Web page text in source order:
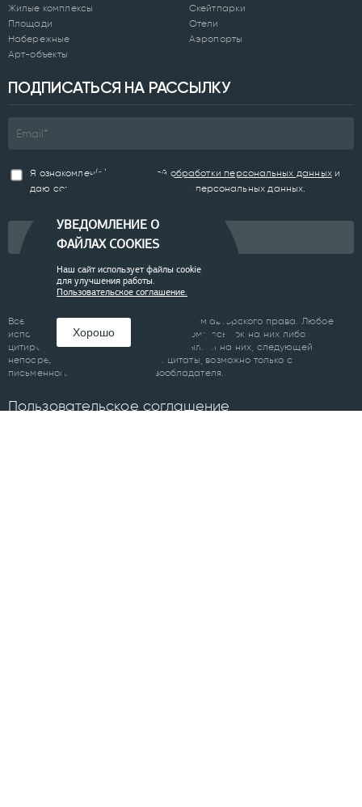
Жилые комплексы
Площади
Набережные
Арт-объекты
Скейтпарки
Отели
Аэропорты
ПОДПИСАТЬСЯ НА РАССЫЛКУ
Я ознакомлен(а) с Политикой обработки персональных данныхи
даю согласие на обработку моих персональных данных.
Подписаться
Все материалы сайта являются объектом авторского права. Любое
использование материалов сайта, кроме ссылок на них либо
цитирование с обязательной гиперссылкой на них, следующей
непосредственно до либо после цитаты, возможно только с
письменного разрешения правообладателя.
Пользовательское соглашение
УВЕДОМЛЕНИЕ О
ФАЙЛАХ COOKIES
Наш сайт использует файлы cookie
для улучшения работы.
Пользовательское соглашение.
Хорошо